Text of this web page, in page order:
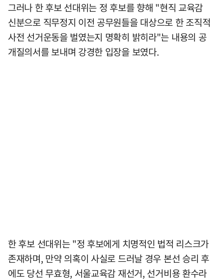
그러나 한 후보 선대위는 정 후보를 향해 "현직 교육감
신분으로 직무정지 이전 공무원들을 대상으로 한 조직적
사전 선거운동을 벌였는지 명확히 밝히라"는 내용의 공
개질의서를 보내며 강경한 입장을 보였다.
한 후보 선대위는 "정 후보에게 치명적인 법적 리스크가
존재하며, 만약 의혹이 사실로 드러날 경우 본선 승리 후
에도 당선 무효형, 서울교육감 재선거, 선거비용 환수라